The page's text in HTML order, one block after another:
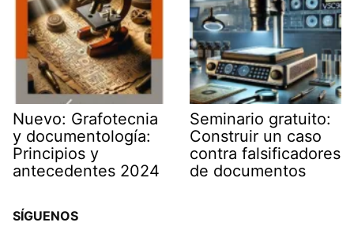
Nuevo: Grafotecnia
y documentología:
Principios y
antecedentes 2024
Seminario gratuito:
Construir un caso
contra falsificadores
de documentos
SÍGUENOS